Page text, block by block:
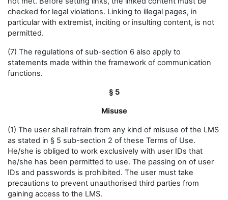
checked for legal violations. Linking to illegal pages, in
particular with extremist, inciting or insulting content, is not
permitted.
(7) The regulations of sub-section 6 also apply to
statements made within the framework of communication
functions.
§ 5
Misuse
(1) The user shall refrain from any kind of misuse of the LMS
as stated in § 5 sub-section 2 of these Terms of Use.
He/she is obliged to work exclusively with user IDs that
he/she has been permitted to use. The passing on of user
IDs and passwords is prohibited. The user must take
precautions to prevent unauthorised third parties from
gaining access to the LMS.